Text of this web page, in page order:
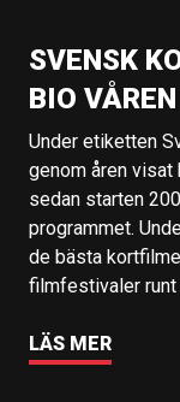
SVENSK
BIO
Under etiketten
genom åren
sedan starten
programmet.
de bästa
filmfestivaler runt
LÄS MER